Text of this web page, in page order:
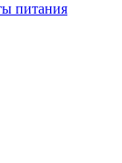
питания